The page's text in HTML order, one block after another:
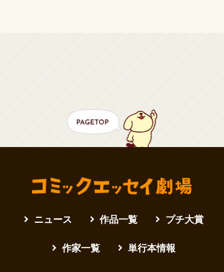
ニュース 作品一覧 プチ大賞
作家一覧 単行本情報